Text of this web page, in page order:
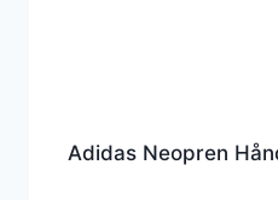
Adidas Neopren